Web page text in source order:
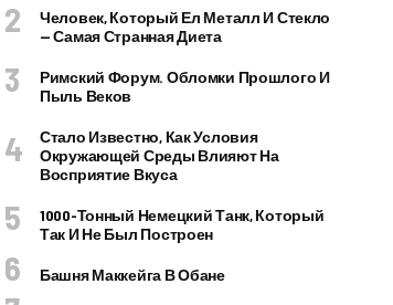
Человек, Который Ел Металл И Стекло
— Самая Странная Диета
Римский Форум. Обломки Прошлого И
Пыль Веков
Стало Известно, Как Условия
Окружающей Среды Влияют На
Восприятие Вкуса
1000-Тонный Немецкий Танк, Который
Так И Не Был Построен
Башня Маккейга В Обане